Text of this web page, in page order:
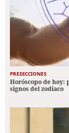
PREDICCIONES
Horóscopo de hoy:
signos del zodiaco